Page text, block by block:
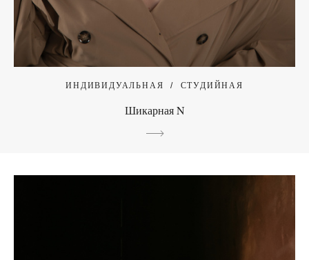
ИНДИВИДУАЛЬНАЯ СТУДИЙНАЯ
Шикарная N